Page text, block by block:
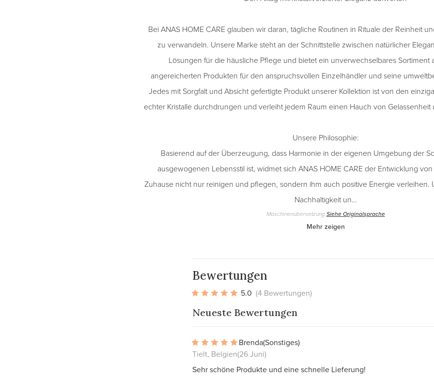
Bei ANAS HOME CARE glauben wir daran, tägliche Routinen in Rituale der Reinheit
zu verwandeln. Unsere Marke steht an der Schnittstelle zwischen natürlicher
Lösungen für die häusliche Pflege und bietet ein unverwechselbares Sortiment
angereicherten Produkten für den anspruchsvollen Einzelhändler und seine
Jedes mit Sorgfalt und Absicht gefertigte Produkt unserer Kollektion ist von den
echter Kristalle durchdrungen und verleiht jedem Raum einen Hauch von
Unsere Philosophie:
Basierend auf der Überzeugung, dass Harmonie in der eigenen Umgebung der
ausgewogenen Lebensstil ist, widmet sich ANAS HOME CARE der Entwicklung
Zuhause nicht nur reinigen und pflegen, sondern ihm auch positive Energie verleihen.
Nachhaltigkeit un…
MaschinenübersetzungSiehe Originalsprache
Mehr zeigen
Bewertungen
5.0 (4 Bewertungen)
Neueste Bewertungen
Brenda(Sonstiges)
Tielt, Belgien(26 Juni)
Sehr schöne Produkte und eine schnelle Lieferung!